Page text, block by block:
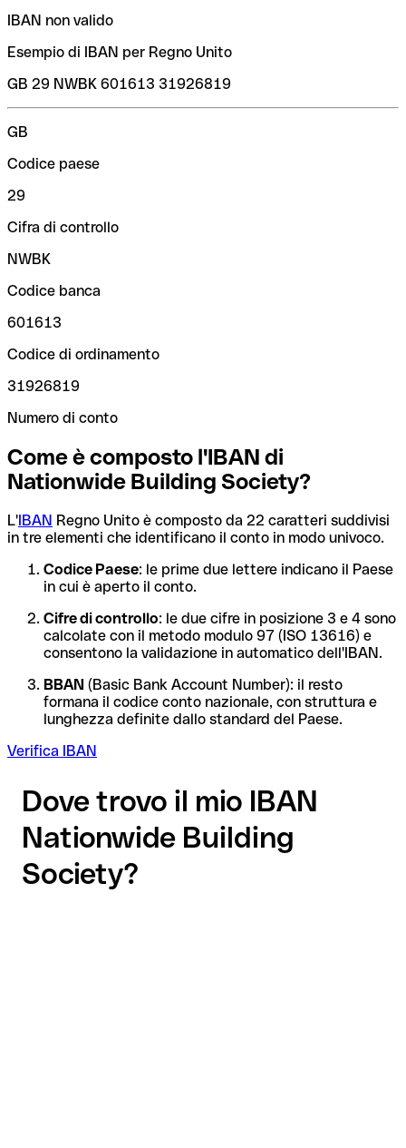
IBAN non valido
Esempio di IBAN per Regno Unito
GB 29 NWBK 601613 31926819
GB
Codice paese
29
Cifra di controllo
NWBK
Codice banca
601613
Codice di ordinamento
31926819
Numero di conto
Come è composto l'IBAN di
Nationwide Building Society?
L'IBAN Regno Unito è composto da 22 caratteri suddivisi
in tre elementi che identificano il conto in modo univoco.
Codice Paese: le prime due lettere indicano il Paese
in cui è aperto il conto.
Cifre di controllo: le due cifre in posizione 3 e 4 sono
calcolate con il metodo modulo 97 (ISO 13616) e
consentono la validazione in automatico dell'IBAN.
BBAN (Basic Bank Account Number): il resto
formana il codice conto nazionale, con struttura e
lunghezza definite dallo standard del Paese.
Verifica IBAN
Dove trovo il mio IBAN
Nationwide Building
Society?